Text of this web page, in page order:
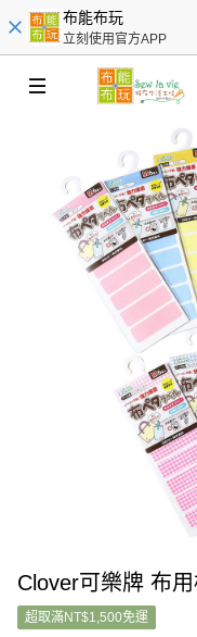
布能布玩
立刻使用官方APP
Clover可樂牌 布
超取滿NT$1,500免運